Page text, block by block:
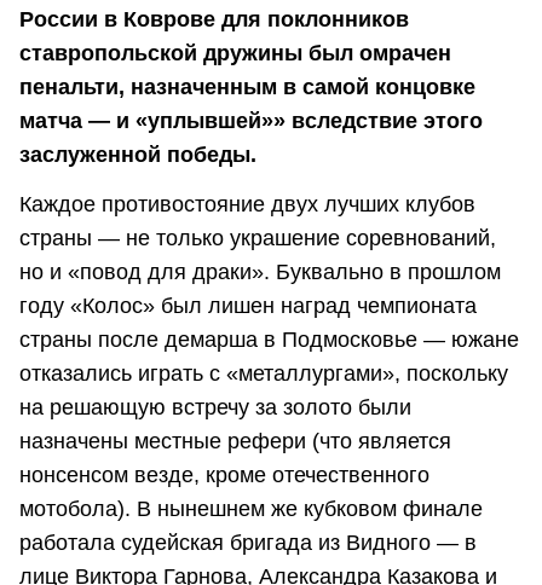
России в Коврове для поклонников
ставропольской дружины был омрачен
пенальти, назначенным в самой концовке
матча — и «уплывшей»» вследствие этого
заслуженной победы.
Каждое противостояние двух лучших клубов
страны — не только украшение соревнований,
но и «повод для драки». Буквально в прошлом
году «Колос» был лишен наград чемпионата
страны после демарша в Подмосковье — южане
отказались играть с «металлургами», поскольку
на решающую встречу за золото были
назначены местные рефери (что является
нонсенсом везде, кроме отечественного
мотобола). В нынешнем же кубковом финале
работала судейская бригада из Видного — в
лице Виктора Гарнова, Александра Казакова и